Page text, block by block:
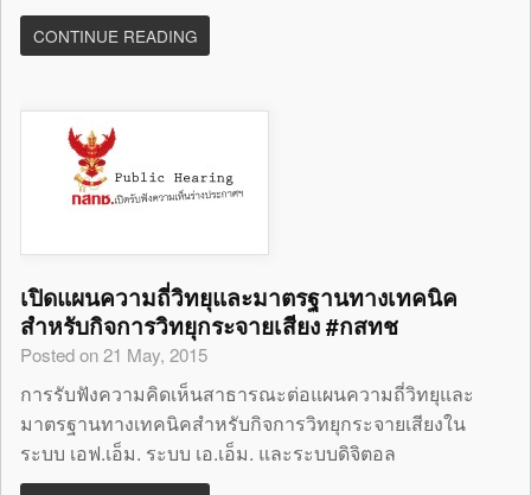
CONTINUE READING
เปิดแผนความถี่วิทยุและมาตรฐานทางเทคนิค
สำหรับกิจการวิทยุกระจายเสียง #กสทช
Posted on 21 May, 2015
การรับฟังความคิดเห็นสาธารณะต่อแผนความถี่วิทยุและ
มาตรฐานทางเทคนิคสำหรับกิจการวิทยุกระจายเสียงใน
ระบบ เอฟ.เอ็ม. ระบบ เอ.เอ็ม. และระบบดิจิตอล